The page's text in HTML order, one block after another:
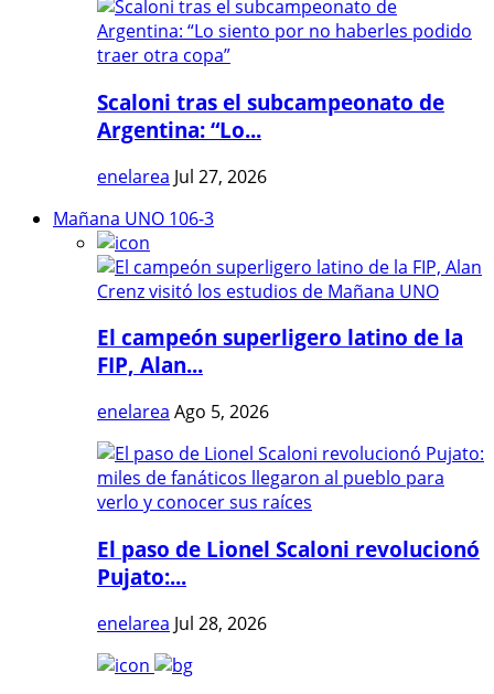
Scaloni tras el subcampeonato de
Argentina: “Lo...
enelarea Jul 27, 2026
Mañana UNO 106-3
El campeón superligero latino de la
FIP, Alan...
enelarea Ago 5, 2026
El paso de Lionel Scaloni revolucionó
Pujato:...
enelarea Jul 28, 2026